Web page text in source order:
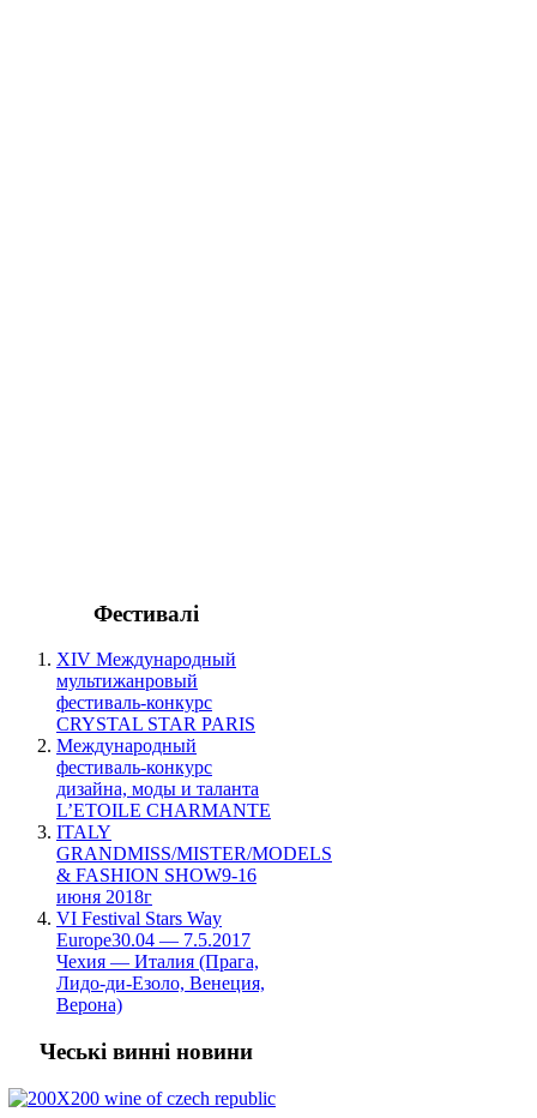
Фестивалі
XIV Международный
мультижанровый
фестиваль-конкурс
CRYSTAL STAR PARIS
Международный
фестиваль-конкурс
дизайна, моды и таланта
L’ETOILE CHARMANTE
ITALY
GRANDMISS/MISTER/MODELS
& FASHION SHOW9-16
июня 2018г
VI Festival Stars Way
Europe30.04 — 7.5.2017
Чехия — Италия (Прага,
Лидо-ди-Езоло, Венеция,
Верона)
Чеські винні новини